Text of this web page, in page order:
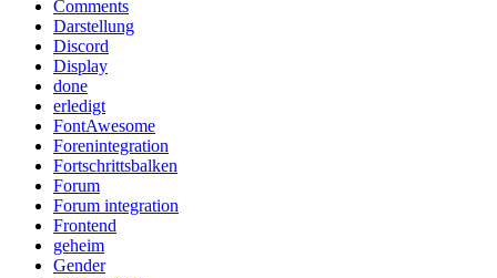
Comments
Darstellung
Discord
Display
done
erledigt
FontAwesome
Forenintegration
Fortschrittsbalken
Forum
Forum integration
Frontend
geheim
Gender